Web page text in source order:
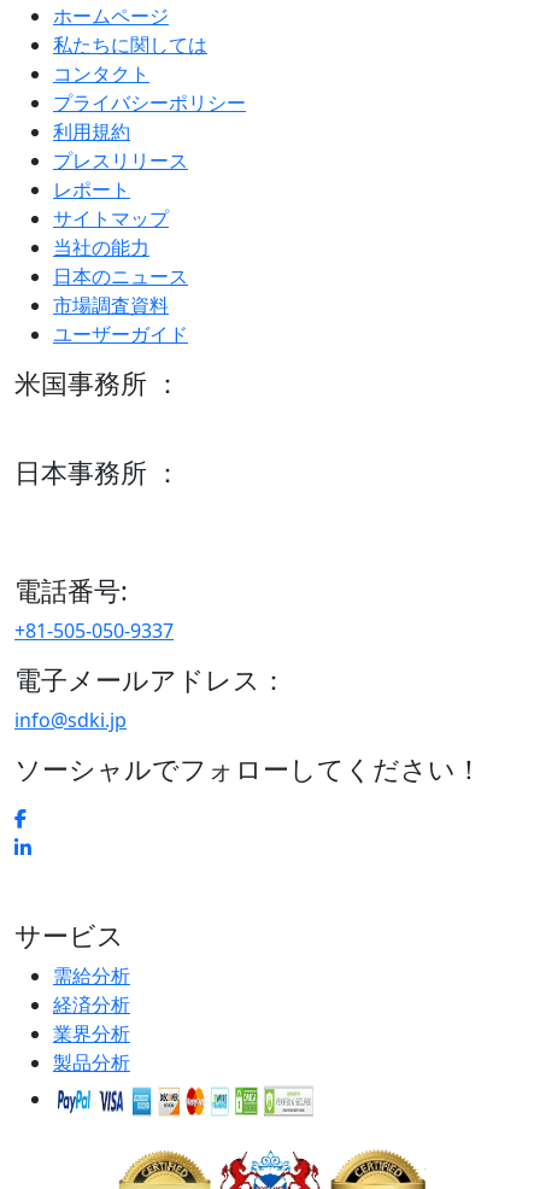
ホームページ
私たちに関しては
コンタクト
プライバシーポリシー
利用規約
プレスリリース
レポート
サイトマップ
当社の能力
日本のニュース
市場調査資料
ユーザーガイド
米国事務所 ：
日本事務所 ：
電話番号:
+81-505-050-9337
電子メールアドレス：
info@sdki.jp
ソーシャルでフォローしてください！
サービス
需給分析
経済分析
業界分析
製品分析